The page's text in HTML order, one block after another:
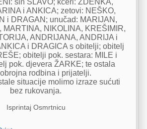
i ANKICA; zetovi: NEŠKO,
i DRAGAN; unučad: MARIJAN,
MARTINA, NIKOLINA, KREŠIMIR,
ANDRIJANA, ANDRIJA i
i DRAGICA s obitelji; obitelj
obitelji pok. sestara: MILE i
pok. djevera ŽARKE; te ostala
rodbina i prijatelji.
situacije molimo izraze sućuti
bez rukovanja.
Isprintaj Osmrtnicu